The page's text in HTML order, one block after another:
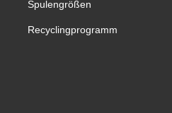
Spulengrößen
Recyclingprogramm